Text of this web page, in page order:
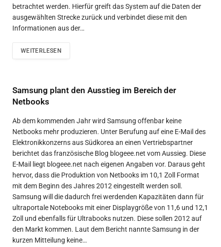
betrachtet werden. Hierfür greift das System auf die Daten der
ausgewählten Strecke zurück und verbindet diese mit den
Informationen aus der…
WEITERLESEN
Samsung plant den Ausstieg im Bereich der
Netbooks
Ab dem kommenden Jahr wird Samsung offenbar keine
Netbooks mehr produzieren. Unter Berufung auf eine E-Mail des
Elektronikkonzerns aus Südkorea an einen Vertriebspartner
berichtet das französische Blog blogeee.net vom Aussieg. Diese
E-Mail liegt blogeee.net nach eigenen Angaben vor. Daraus geht
hervor, dass die Produktion von Netbooks im 10,1 Zoll Format
mit dem Beginn des Jahres 2012 eingestellt werden soll.
Samsung will die dadurch frei werdenden Kapazitäten dann für
ultraportale Notebooks mit einer Displaygröße von 11,6 und 12,1
Zoll und ebenfalls für Ultrabooks nutzen. Diese sollen 2012 auf
den Markt kommen. Laut dem Bericht nannte Samsung in der
kurzen Mitteilung keine…